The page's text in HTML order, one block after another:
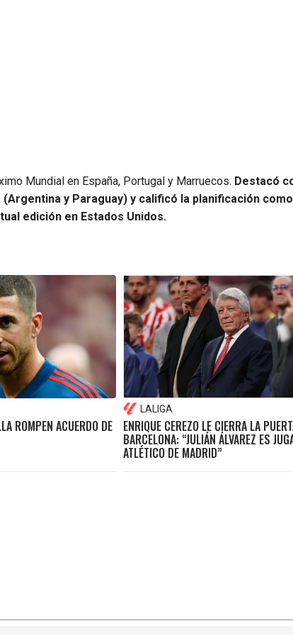
Mundial en España, Portugal y Marruecos. Destacó
y Paraguay) y calificó la planificación como
edición en Estados Unidos.
ROMPEN ACUERDO DE
LALIGA
ENRIQUE CEREZO LE CIERRA LA
BARCELONA: “JULIÁN ÁLVAREZ ES
ATLÉTICO DE MADRID”